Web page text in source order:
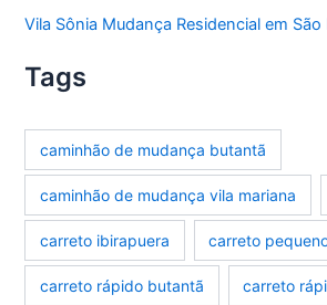
Vila Sônia Mudança Residencial em São
Tags
caminhão de mudança butantã
caminhão de mudança vila mariana
carreto ibirapuera carreto
carreto rápido butantã carreto